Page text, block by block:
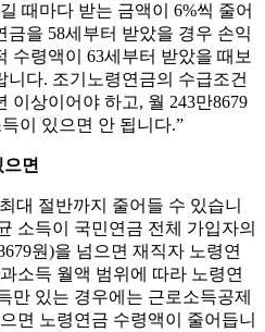
때마다 받는 금액이 6%씩 줄어
을 58세부터 받았을 경우 손익
수령액이 63세부터 받았을 때보
다. 조기노령연금의 수급조건
이상이어야 하고, 월 243만8679
이 있으면 안 됩니다.”
면
대 절반까지 줄어들 수 있습니
소득이 국민연금 전체 가입자의
원)을 넘으면 재직자 노령연
소득 월액 범위에 따라 노령연
만 있는 경우에는 근로소득공제
면 노령연금 수령액이 줄어듭니